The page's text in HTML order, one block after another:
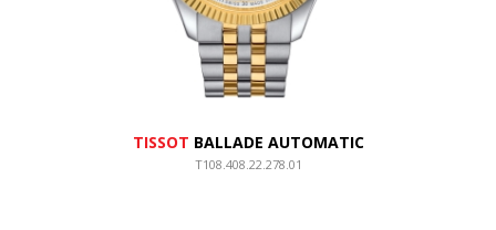
TISSOT BALLADE AUTOMATIC
T108.408.22.278.01